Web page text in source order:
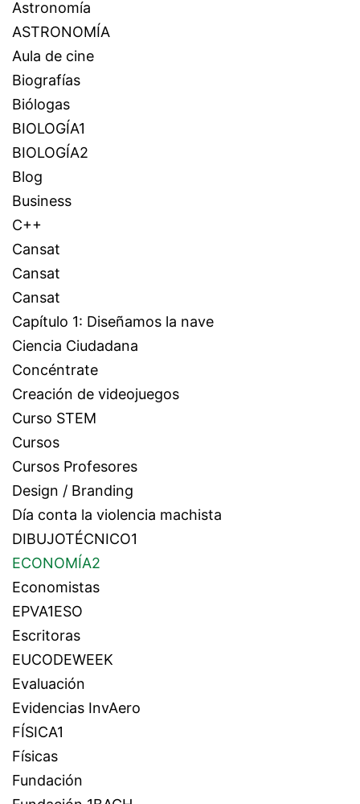
Astronomía
ASTRONOMÍA
Aula de cine
Biografías
Biólogas
BIOLOGÍA1
BIOLOGÍA2
Blog
Business
C++
Cansat
Cansat
Cansat
Capítulo 1: Diseñamos la nave
Ciencia Ciudadana
Concéntrate
Creación de videojuegos
Curso STEM
Cursos
Cursos Profesores
Design / Branding
Día conta la violencia machista
DIBUJOTÉCNICO1
ECONOMÍA2
Economistas
EPVA1ESO
Escritoras
EUCODEWEEK
Evaluación
Evidencias InvAero
FÍSICA1
Físicas
Fundación